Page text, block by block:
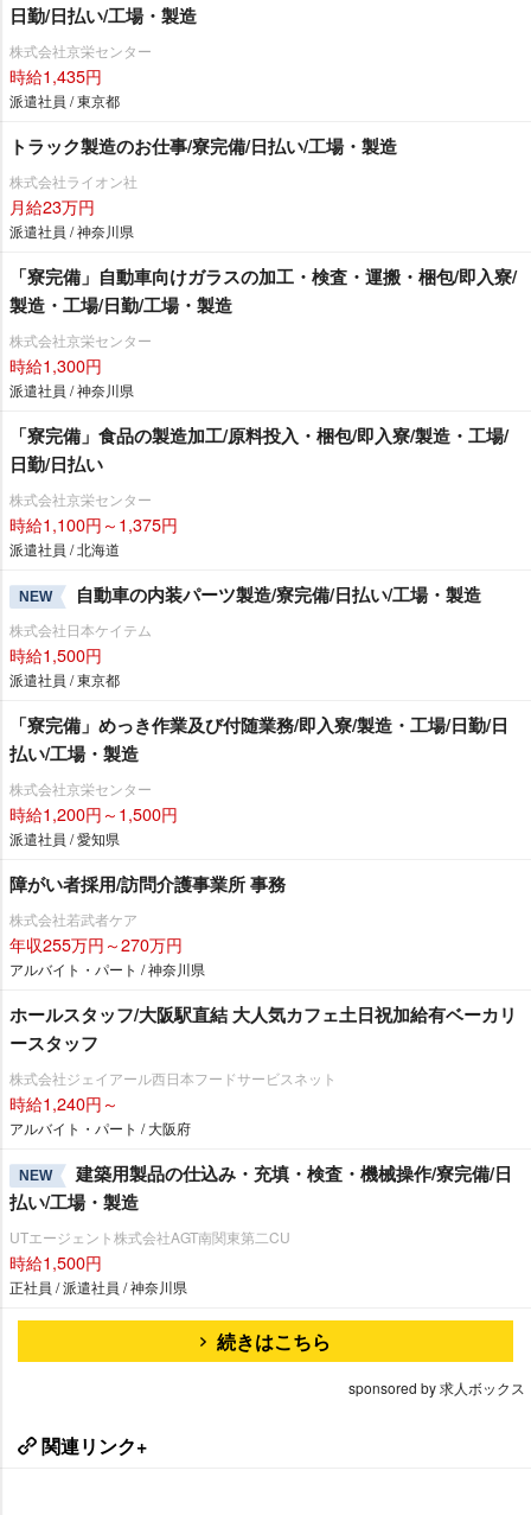
日勤/日払い/工場・製造
株式会社京栄センター
時給1,435円
派遣社員 / 東京都
トラック製造のお仕事/寮完備/日払い/工場・製造
株式会社ライオン社
月給23万円
派遣社員 / 神奈川県
「寮完備」自動車向けガラスの加工・検査・運搬・梱包/即入寮/
製造・工場/日勤/工場・製造
株式会社京栄センター
時給1,300円
派遣社員 / 神奈川県
「寮完備」食品の製造加工/原料投入・梱包/即入寮/製造・工場/
日勤/日払い
株式会社京栄センター
時給1,100円～1,375円
派遣社員 / 北海道
NEW 自動車の内装パーツ製造/寮完備/日払い/工場・製造
株式会社日本ケイテム
時給1,500円
派遣社員 / 東京都
「寮完備」めっき作業及び付随業務/即入寮/製造・工場/日勤/日
払い/工場・製造
株式会社京栄センター
時給1,200円～1,500円
派遣社員 / 愛知県
障がい者採用/訪問介護事業所 事務
株式会社若武者ケア
年収255万円～270万円
アルバイト・パート / 神奈川県
ホールスタッフ/大阪駅直結 大人気カフェ土日祝加給有ベーカリ
ースタッフ
株式会社ジェイアール西日本フードサービスネット
時給1,240円～
アルバイト・パート / 大阪府
NEW
建築用製品の仕込み・充填・検査・機械操作/寮完備/日
払い/工場・製造
UTエージェント株式会社AGT南関東第二CU
時給1,500円
正社員 / 派遣社員 / 神奈川県
続きはこちら
sponsored by 求人ボックス
関連リンク+